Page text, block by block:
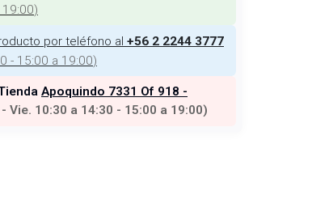
)
por teléfono al +56 2 2244 3777
- 15:00 a 19:00)
Apoquindo 7331 Of 918 -
Vie. 10:30 a 14:30 - 15:00 a 19:00)